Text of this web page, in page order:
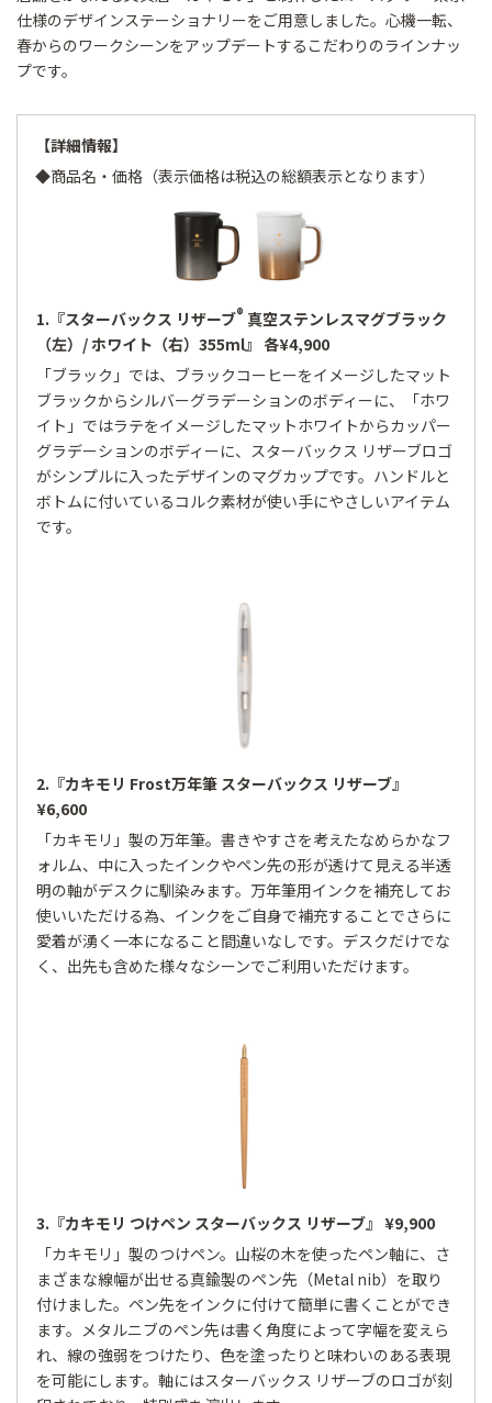
仕様のデザインステーショナリーをご用意しました。心機一転、
春からのワークシーンをアップデートするこだわりのラインナッ
プです。
【詳細情報】
◆商品名・価格（表示価格は税込の総額表示となります）
1.『スターバックス リザーブ® 真空ステンレスマグブラック
（左）/ ホワイト（右）355ml』 各¥4,900
「ブラック」では、ブラックコーヒーをイメージしたマット
ブラックからシルバーグラデーションのボディーに、「ホワ
イト」ではラテをイメージしたマットホワイトからカッパー
グラデーションのボディーに、スターバックス リザーブロゴ
がシンプルに入ったデザインのマグカップです。ハンドルと
ボトムに付いているコルク素材が使い手にやさしいアイテム
です。
2.『カキモリ Frost万年筆 スターバックス リザーブ』
¥6,600
「カキモリ」製の万年筆。書きやすさを考えたなめらかなフ
ォルム、中に入ったインクやペン先の形が透けて見える半透
明の軸がデスクに馴染みます。万年筆用インクを補充してお
使いいただける為、インクをご自身で補充することでさらに
愛着が湧く一本になること間違いなしです。デスクだけでな
く、出先も含めた様々なシーンでご利用いただけます。
3.『カキモリ つけペン スターバックス リザーブ』 ¥9,900
「カキモリ」製のつけペン。山桜の木を使ったペン軸に、さ
まざまな線幅が出せる真鍮製のペン先（Metal nib）を取り
付けました。ペン先をインクに付けて簡単に書くことができ
ます。メタルニブのペン先は書く角度によって字幅を変えら
れ、線の強弱をつけたり、色を塗ったりと味わいのある表現
を可能にします。軸にはスターバックス リザーブのロゴが刻